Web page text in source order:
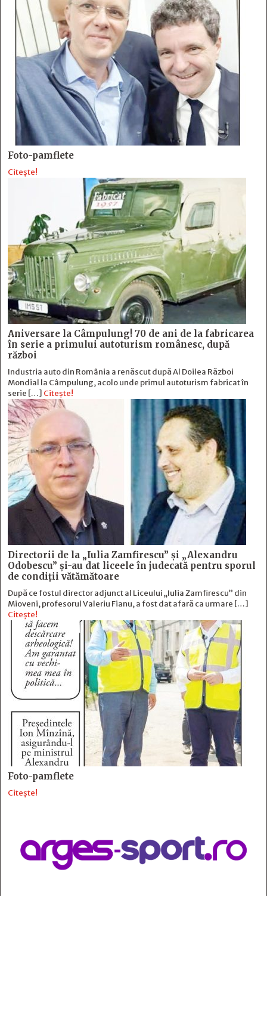
Foto-pamflete
Citește!
Aniversare la Câmpulung! 70 de ani de la fabricarea
în serie a primului autoturism românesc, după
război
Industria auto din România a renăscut după Al Doilea Război
Mondial la Câmpulung, acolo unde primul autoturism fabricat în
serie […] Citește!
Directorii de la „Iulia Zamfirescu” și „Alexandru
Odobescu” și-au dat liceele în judecată pentru sporul
de condiții vătămătoare
După ce fostul director adjunct al Liceului „Iulia Zamfirescu” din
Mioveni, profesorul Valeriu Fianu, a fost dat afară ca urmare […]
Citește!
Foto-pamflete
Citește!